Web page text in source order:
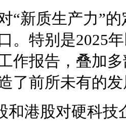
“新质生产力”
。特别是2025
作报告，叠加
了前所未有的
和港股对硬科